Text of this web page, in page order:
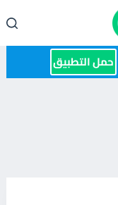
حمل التطبيق